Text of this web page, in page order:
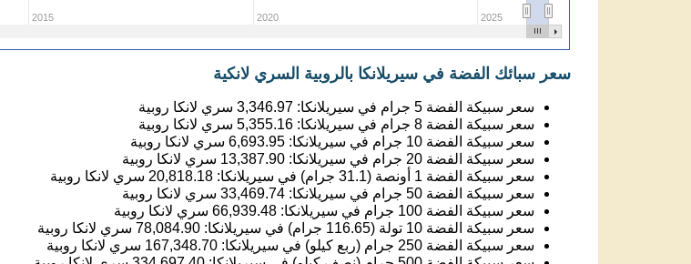
2015 2020 2025
سعر سبائك الفضة في سيريلانكا بالروبية السري لانكية
سعر سبيكة الفضة 5 جرام في سيريلانكا: 3,346.97 سري لانكا روبية
سعر سبيكة الفضة 8 جرام في سيريلانكا:
5,355.16 سري لانكا روبية
سعر سبيكة الفضة 10 جرام في سيريلانكا:
6,693.95 سري لانكا روبية
سعر سبيكة الفضة 20 جرام في سيريلانكا:
13,387.90 سري لانكا روبية
سعر سبيكة الفضة 1 أونصة (31.1 جرام) في سيريلانكا:
20,818.18 سري لانكا روبية
سعر سبيكة الفضة 50 جرام في سيريلانكا:
33,469.74 سري لانكا روبية
سعر سبيكة الفضة 100 جرام في سيريلانكا:
66,939.48 سري لانكا روبية
سعر سبيكة الفضة 10 تولة (116.65 جرام) في سيريلانكا:
78,084.90 سري لانكا روبية
سعر سبيكة الفضة 250 جرام (ربع كيلو) في سيريلانكا:
167,348.70 سري لانكا روبية